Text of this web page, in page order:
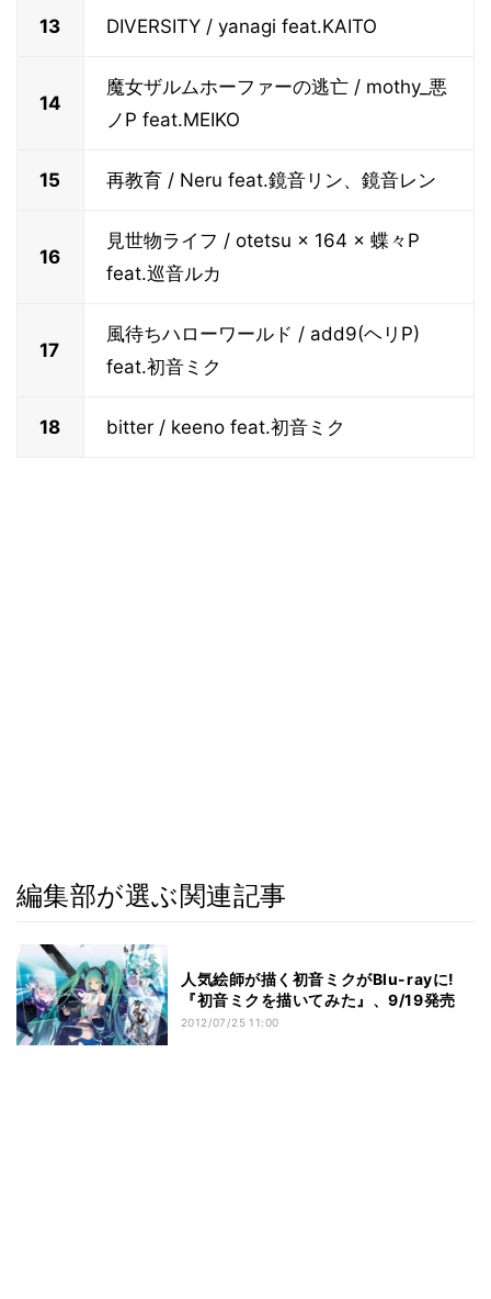
13 DIVERSITY / yanagi feat.KAITO
14
魔女ザルムホーファーの逃亡 / mothy_悪
ノP feat.MEIKO
15 再教育 / Neru feat.鏡音リン、鏡音レン
16
見世物ライフ / otetsu × 164 × 蝶々P
feat.巡音ルカ
17
風待ちハローワールド / add9(ヘリP)
feat.初音ミク
18 bitter / keeno feat.初音ミク
編集部が選ぶ関連記事
人気絵師が描く初音ミクがBlu-rayに!
『初音ミクを描いてみた』、9/19発売
2012/07/25 11:00